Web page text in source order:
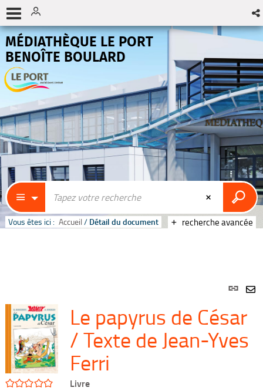
MÉDIATHÈQUE LE PORT
BENOÎTE BOULARD
recherche avancée
Vous êtes ici : Accueil / Détail du document
Lien
/5
Le papyrus de César
/ Texte de Jean-Yves
Ferri
Livre